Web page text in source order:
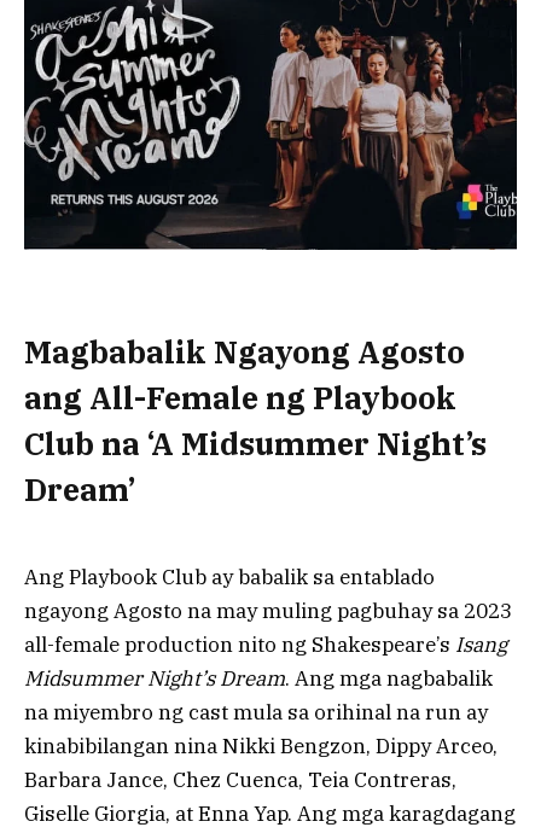
Magbabalik Ngayong Agosto
ang All-Female ng Playbook
Club na ‘A Midsummer Night’s
Dream’
Ang Playbook Club ay babalik sa entablado
ngayong Agosto na may muling pagbuhay sa 2023
all-female production nito ng Shakespeare’s Isang
Midsummer Night’s Dream. Ang mga nagbabalik
na miyembro ng cast mula sa orihinal na run ay
kinabibilangan nina Nikki Bengzon, Dippy Arceo,
Barbara Jance, Chez Cuenca, Teia Contreras,
Giselle Giorgia, at Enna Yap. Ang mga karagdagang